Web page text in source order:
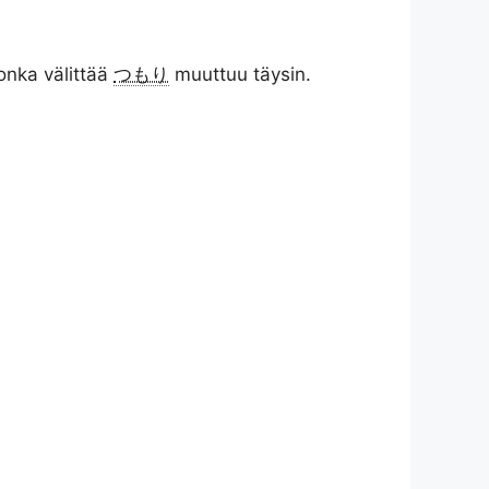
välittää つもり muuttuu täysin.